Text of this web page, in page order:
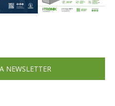
NEWSLETTER